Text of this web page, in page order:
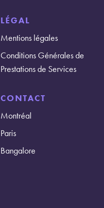
LÉGAL
Mentions légales
Conditions Générales de
Prestations de Services
CONTACT
Montréal
Paris
Bangalore